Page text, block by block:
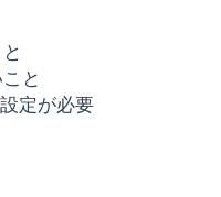
と
定が必要